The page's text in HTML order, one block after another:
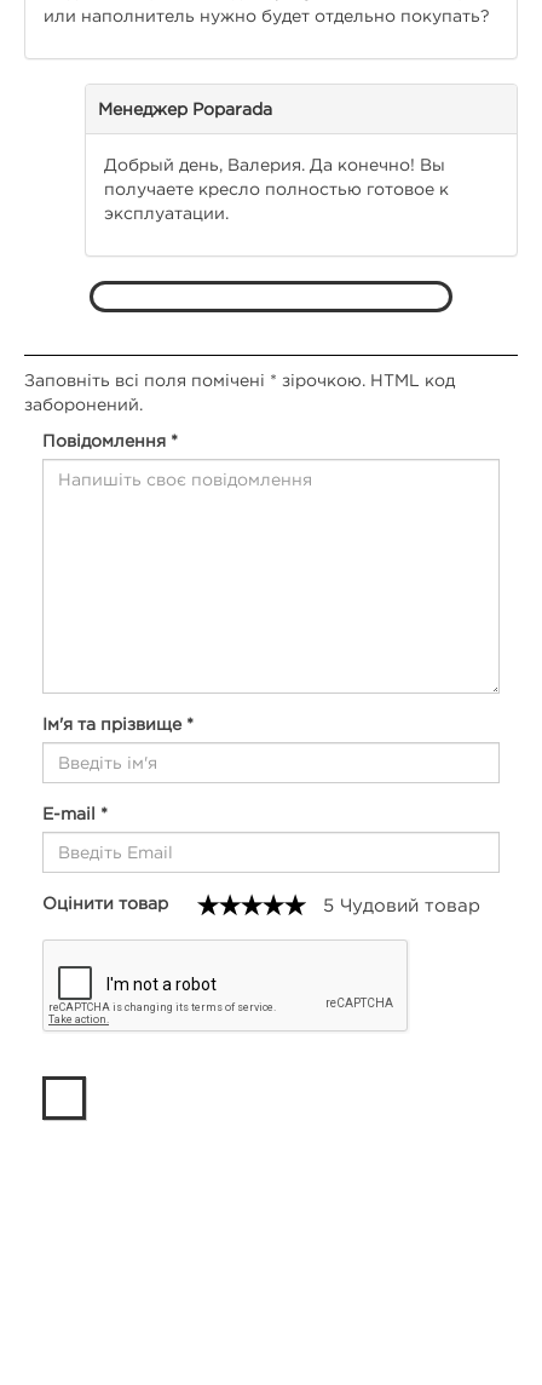
или наполнитель нужно будет отдельно покупать?
Менеджер Poparada
Добрый день, Валерия. Да конечно! Вы
получаете кресло полностью готовое к
эксплуатации.
Заповніть всі поля помічені * зірочкою. HTML код
заборонений.
Повідомлення *
Ім'я та прізвище *
E-mail *
Оцінити товар 5 Чудовий товар